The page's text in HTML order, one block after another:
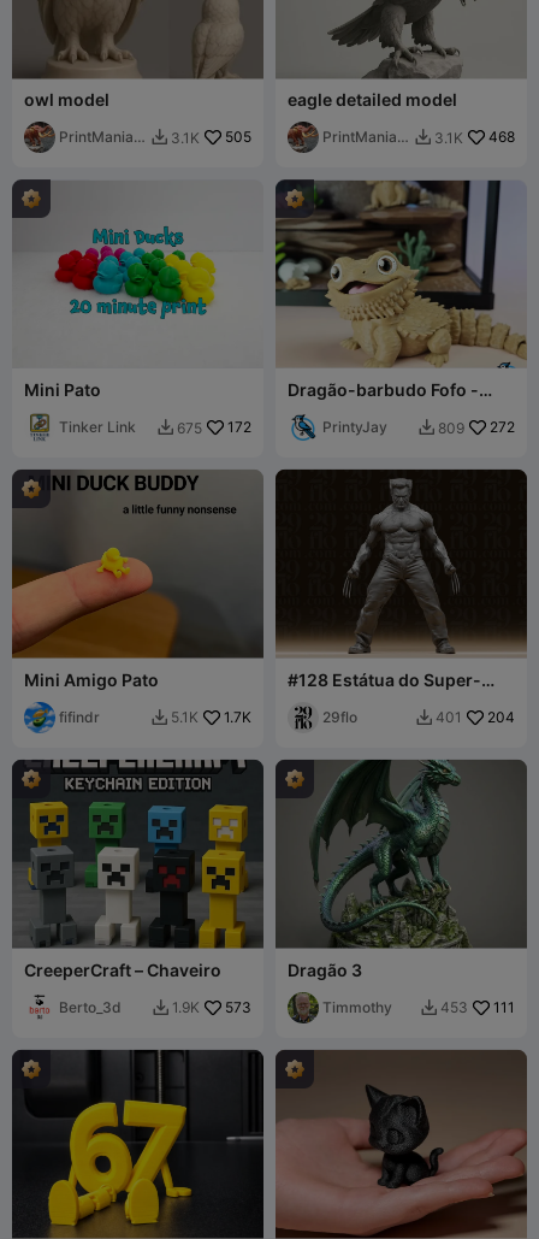
owl model
PrintMania3  3.1K 505
eagle detailed model
PrintMania3  3.1K 468
Mini Pato
Tinker Link  675 172
Dragão-barbudo Fofo -
PrintyJay  809 272
Mini Amigo Pato
fifindr  5.1K 1.7K
#128 Estátua do Super-
com Garras Ferozes
29flo  401 204
CreeperCraft – Chaveiro
Berto_3d  1.9K 573
Dragão 3
Timmothy  453 111